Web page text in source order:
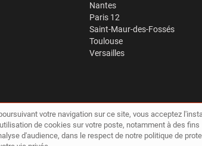
Nantes
Paris 12
Saint-Maur-des-Fossés
Toulouse
Versailles
Contact
votre navigation sur ce site, vous acceptez
de cookies sur votre poste, notamment à des fins
d'audience, dans le respect de notre politique de